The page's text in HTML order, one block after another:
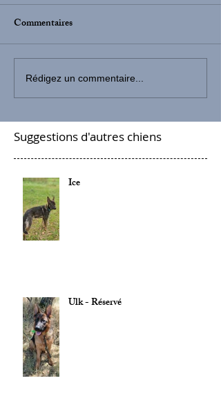
Commentaires
Rédigez un commentaire...
Suggestions d'autres chiens
Ice
Ulk - Réservé